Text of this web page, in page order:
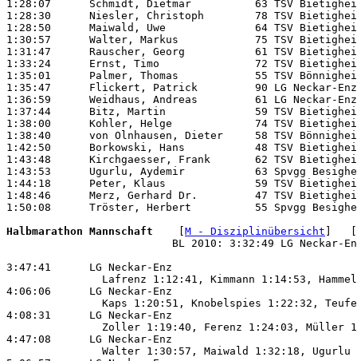
1:28:07      Schmidt, Dietmar          63 TSV
1:28:30      Niesler, Christoph        78 TSV
1:28:50      Maiwald, Uwe              64 TSV
1:30:57      Walter, Markus            75 TSV
1:31:47      Rauscher, Georg           61 TSV
1:33:24      Ernst, Timo               72 TSV
1:35:01      Palmer, Thomas            55 TSV
1:35:47      Flickert, Patrick         90 LG Neckar-
1:36:59      Weidhaus, Andreas         61 LG
1:37:44      Bitz, Martin              59 TSV
1:38:00      Kohler, Helge             74 TSV
1:38:40      von Olnhausen, Dieter     58 TSV
1:42:50      Borkowski, Hans           48 TSV
1:43:48      Kirchgaesser, Frank       62 TSV
1:43:53      Ugurlu, Aydemir           63 Spvgg
1:44:18      Peter, Klaus              59 TSV
1:48:46      Merz, Gerhard Dr.         47 TSV
1:50:08      Tröster, Herbert          55 Spvgg
Halbmarathon Mannschaft
M - Disziplinübersicht
BL 2010: 3:32:49 LG Neckar-
3:47:41      LG Neckar-Enz
Lafrenz 1:12:41, Kimmann 1:14:53,
4:06:06      LG Neckar-Enz
Kaps 1:20:51, Knobelspies 1:22:32,
4:08:31      LG Neckar-Enz
Zoller 1:19:40, Ferenz 1:24:03, Müller
4:47:08      LG Neckar-Enz
Walter 1:30:57, Maiwald 1:32:18, Ugurlu